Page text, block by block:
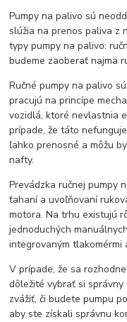
Pumpy na palivo sú
slúžia na prenos paliva z
typy pumpy na palivo:
budeme zaoberať najmä
Ručné pumpy na palivo
pracujú na princípe
vozidlá, ktoré nevlastnia
prípade, že táto
ľahko prenosné a môžu
nafty.
Prevádzka ručnej pumpy
ťahaní a uvoľňovaní
motora. Na trhu existujú
jednoduchých
integrovaným tlakomérmi
V prípade, že sa
dôležité vybrať si
zvážiť, či budete pumpu
aby ste získali správnu